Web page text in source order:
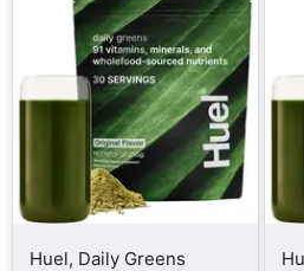
Huel, Daily Greens